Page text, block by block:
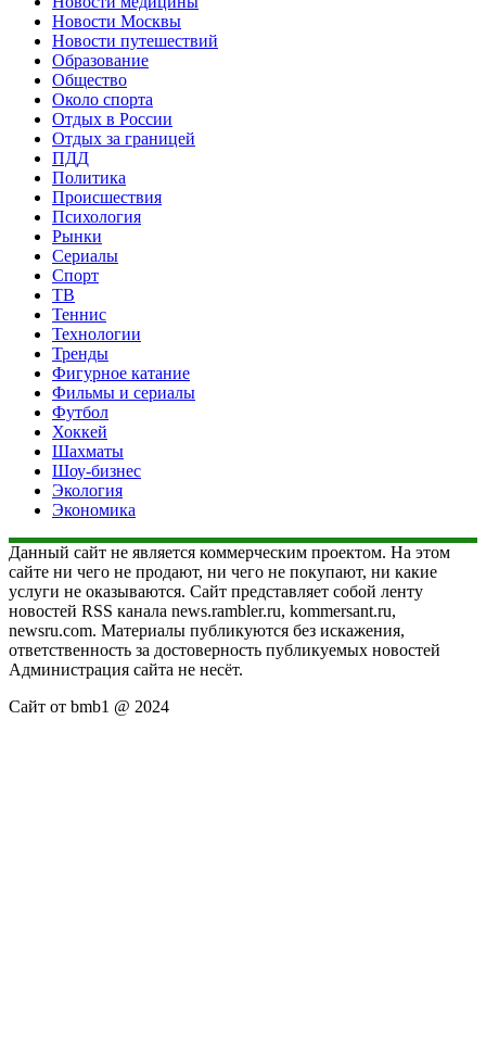
Новости Москвы
Новости путешествий
Образование
Общество
Около спорта
Отдых в России
Отдых за границей
ПДД
Политика
Происшествия
Психология
Рынки
Сериалы
Спорт
ТВ
Теннис
Технологии
Тренды
Фигурное катание
Фильмы и сериалы
Футбол
Хоккей
Шахматы
Шоу-бизнес
Экология
Экономика
Данный сайт не является коммерческим проектом. На этом
сайте ни чего не продают, ни чего не покупают, ни какие
услуги не оказываются. Сайт представляет собой ленту
новостей RSS канала news.rambler.ru, kommersant.ru,
newsru.com. Материалы публикуются без искажения,
ответственность за достоверность публикуемых новостей
Администрация сайта не несёт.
Сайт от bmb1 @ 2024